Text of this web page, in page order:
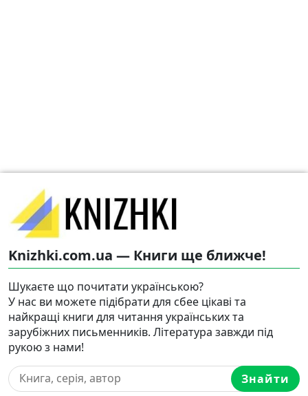
Knizhki.com.ua — Книги ще ближче!
Шукаєте що почитати українською?
У нас ви можете підібрати для сбее цікаві та
найкращі книги для читання українських та
зарубіжних письменників. Література завжди під
рукою з нами!
Знайти